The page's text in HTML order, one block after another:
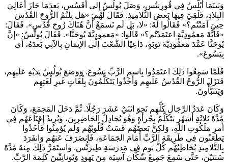
وَبَينَمَا أَبُلُّسُ فِي قُورِنتُس، وَصَلَ بُولُسُ إِلى أَفَسُس، بَعدَمَا جَازَ أَعَالِيَ
البِلادِ، فَلَقِيَ فِيهَا بَعضَ التَّلامِيذِ. فَقَالَ لَهُم: «هَل نِلتُمُ الرُّوحَ القُدُسَ
حِينَ آمَنْتُم؟» فَقَالُوا لَهُ: «لا، بَل لَم نَسمَعْ أَنَّ هُنَاكَ رُوحَ قُدُسٍ». فَقَالَ:
«فَأَيَّةَ مَعمُودِيَّةٍ اعتَمَدْتُم؟» قَالُوا: «مَعمودِيَّةَ يُوحَنَّا». فَقَالَ بُولُسُ: «إِنَّ
يُوحَنَّا عَمَّدَ مَعمُودِيَّةَ تَوبَةٍ، دَاعِيًا الشَّعْبَ إلَى الإيمَانِ بِالآتِي بَعدَهُ، أَي
بِيَسُوعَ».
فَلَمَّا سَمِعُوا ذَلِكَ اعتَمَدُوا بِاسمِ الرَّبِّ يَسُوعَ. وَوَضَعَ بُولُسُ يَدَيْهِ عَلَيهِم،
فَنَزَلَ الرُّوحُ القُدُسُ عَلَيهِم وَأَخَذُوا يَتَكَلَّمُونَ بِلُغَاتٍ غَيرِ لُغَتِهِم
وَيَتَنَبَّأُونَ.
وَكَانَ عَدَدُ الرِّجَالِ كُلِّهِم نَحوَ اثنَيْ عَشَرَ رَجُلًا. ثُمَّ دَخَلَ المَجمَعَ، وَكَانَ
مُدَّةَ ثلاثَةِ أَشهُرٍ يَتَكَلَّمُ بِجُرأَةٍ وَهُوَ يُجَادِلُ الحَاضِرِينَ، وَيُرِيدُ إِقنَاعَهُم فِي
أَمرِ مَلَكُوتِ اللهِ، وَلكِنَّ بَعضَهُم قَسَتْ قُلُوبُهُم وَلَم يُؤمِنُوا فَأَخَذُوا
يَطعَنُون فِي طَرِيقَةِ الرَّبِّ أَمَامَ الجَمَاعَةِ، فَانصَرَفَ عَنهُم وَانفَرَدَ
بِالتَّلامِيذِ يُخَاطِبُهُم كُلَّ يَومٍ فِي مَدرَسَةِ طِيرَنُّس. وَاستَمَرَّ ذَلِكَ مِنهُ مُدَّةَ
سَنَتَيْنِ، حَتَّى سَمِعَ جَمِيعُ سُكَّانِ آسِيَة مِنَ يَهودٍ وَيُونانِيِّينَ كَلِمَةَ الرَّبِّ.